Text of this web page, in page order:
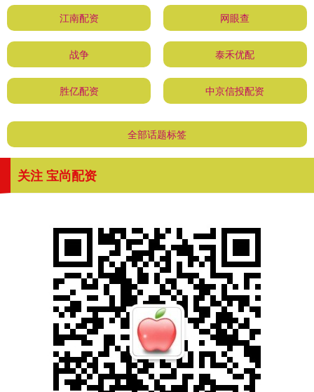
江南配资 网眼查
战争 泰禾优配
胜亿配资 中京信投配资
全部话题标签
关注 宝尚配资